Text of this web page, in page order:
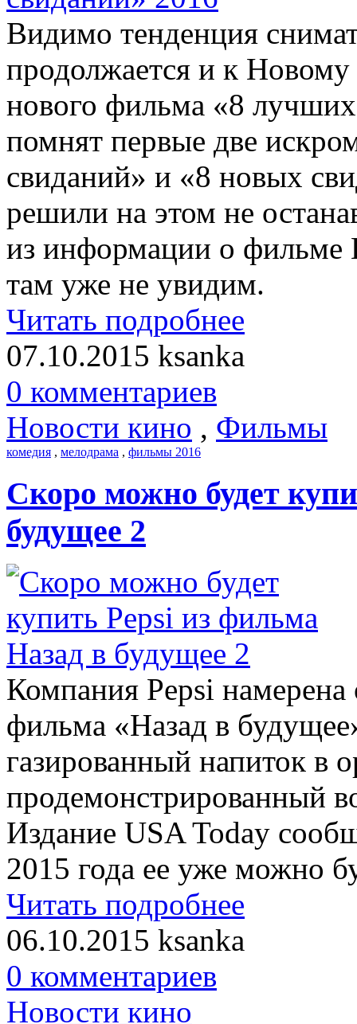
Видимо тенденция
продолжается и к Новому
нового фильма «8
помнят первые две
свиданий» и «8 новых
решили на этом не
из информации о
там уже не увидим.
Читать подробнее
07.10.2015 ksanka
0 комментариев
Новости кино , Фильмы
комедия , мелодрама , фильмы 2016
Скоро можно будет
будущее 2
Компания Pepsi
фильма «Назад в
газированный напиток в
продемонстрированный
Издание USA Today
2015 года ее уже можно
Читать подробнее
06.10.2015 ksanka
0 комментариев
Новости кино